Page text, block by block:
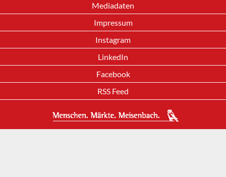
Mediadaten
Impressum
Instagram
LinkedIn
Facebook
RSS Feed